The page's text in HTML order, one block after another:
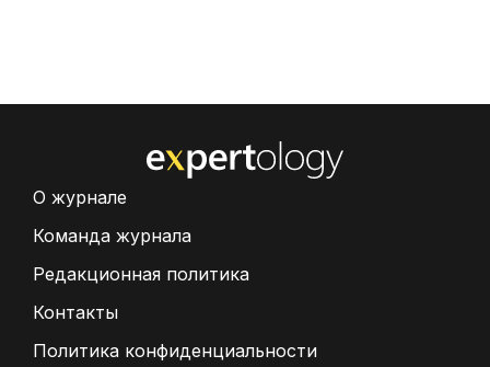
О журнале
Команда журнала
Редакционная политика
Контакты
Политика конфиденциальности